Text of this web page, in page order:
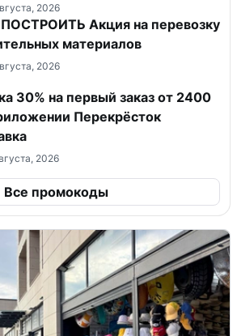
2026
Акция на перевозку
материалов
2026
30% на первый заказ от 2400
Перекрёсток
2026
Все промокоды